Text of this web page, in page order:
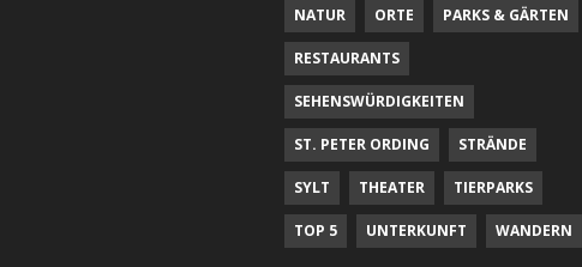
NATUR ORTE PARKS & GÄRTEN
RESTAURANTS
SEHENSWÜRDIGKEITEN
ST. PETER ORDING STRÄNDE
SYLT THEATER TIERPARKS
TOP 5 UNTERKUNFT WANDERN